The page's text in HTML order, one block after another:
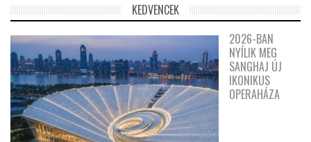
KEDVENCEK
2026-BAN
NYÍLIK MEG
SANGHAJ ÚJ
IKONIKUS
OPERAHÁZA